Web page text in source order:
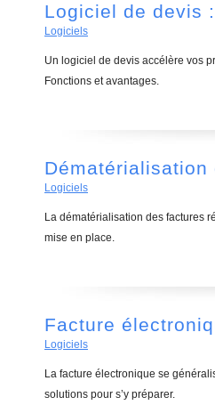
Logiciel de devis
Logiciels
Un logiciel de devis accélère vos
Fonctions et avantages.
Logiciels
La dématérialisation des factures
mise en place.
Facture
Logiciels
La facture électronique se
solutions pour s’y préparer.